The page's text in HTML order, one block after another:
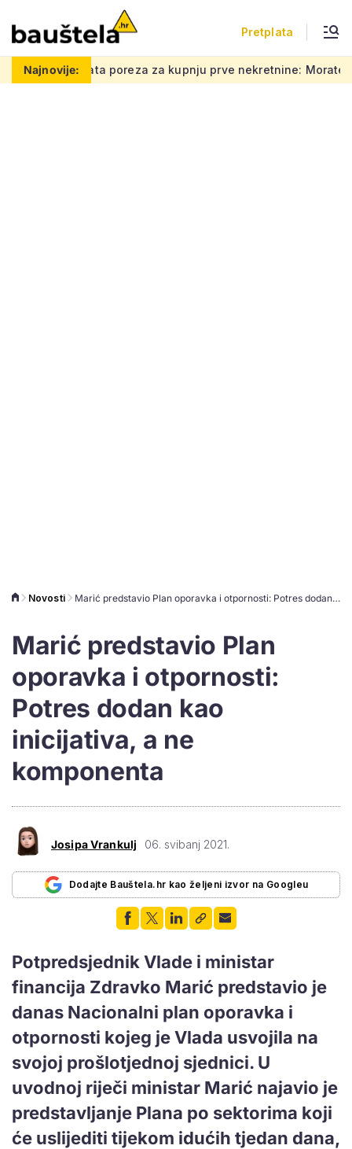
Pretplata
Najnovije:
za kupnju prve nekretnine: Morate znati ovih 5 stvari,
Novosti Marić predstavio Plan oporavka i otpornosti: Potres dodan kao inicijativa, a ne komponenta
Marić predstavio Plan
oporavka i otpornosti:
Potres dodan kao
inicijativa, a ne
komponenta
Josipa Vrankulj 06. svibanj 2021.
Dodajte Bauštela.hr kao željeni izvor na Googleu
Potpredsjednik Vlade i ministar
financija Zdravko Marić predstavio je
danas Nacionalni plan oporavka i
otpornosti kojeg je Vlada usvojila na
svojoj prošlotjednoj sjednici. U
uvodnoj riječi ministar Marić najavio je
predstavljanje Plana po sektorima koji
će uslijediti tijekom idućih tjedan dana,